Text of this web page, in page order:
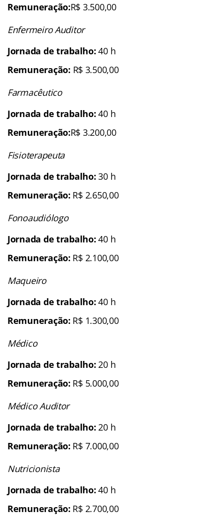
Remuneração:R$ 3.500,00
Enfermeiro Auditor
Jornada de trabalho: 40 h
Remuneração: R$ 3.500,00
Farmacêutico
Jornada de trabalho: 40 h
Remuneração:R$ 3.200,00
Fisioterapeuta
Jornada de trabalho: 30 h
Remuneração: R$ 2.650,00
Fonoaudiólogo
Jornada de trabalho: 40 h
Remuneração: R$ 2.100,00
Maqueiro
Jornada de trabalho: 40 h
Remuneração: R$ 1.300,00
Médico
Jornada de trabalho: 20 h
Remuneração: R$ 5.000,00
Médico Auditor
Jornada de trabalho: 20 h
Remuneração: R$ 7.000,00
Nutricionista
Jornada de trabalho: 40 h
Remuneração: R$ 2.700,00